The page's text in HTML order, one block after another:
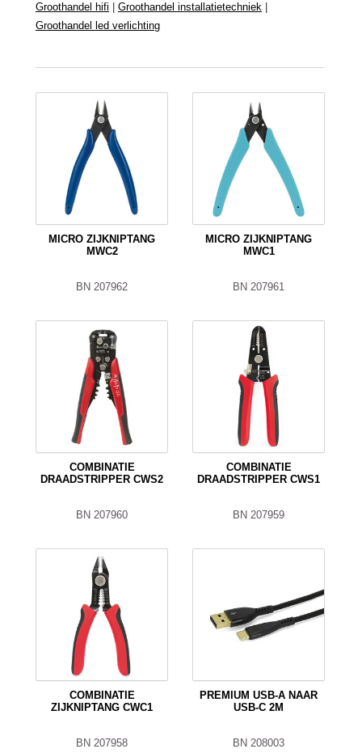
Groothandel hifi Groothandel installatietechniek
Groothandel led verlichting
MICRO ZIJKNIPTANG
MWC2
BN 207962
MICRO ZIJKNIPTANG
MWC1
BN 207961
COMBINATIE
DRAADSTRIPPER CWS2
BN 207960
COMBINATIE
DRAADSTRIPPER CWS1
BN 207959
COMBINATIE
ZIJKNIPTANG CWC1
BN 207958
PREMIUM USB-A NAAR
USB-C 2M
BN 208003